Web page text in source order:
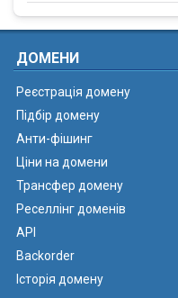
ДОМЕНИ
Реєстрація домену
Підбір домену
Анти-фішинг
Ціни на домени
Трансфер домену
Реселлінг доменів
API
Backorder
Історія домену